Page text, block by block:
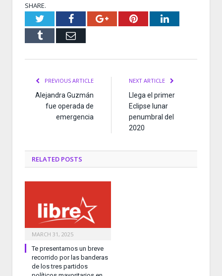
SHARE.
TwitterFacebookGoogle+PinterestLinkedIn
Tumblr Email
PREVIOUS ARTICLE
Alejandra Guzmán
fue operada de
emergencia
NEXT ARTICLE
Llega el primer
Eclipse lunar
penumbral del
2020
RELATED POSTS
MARCH 31, 2025
Te presentamos un breve
recorrido por las banderas
de los tres partidos